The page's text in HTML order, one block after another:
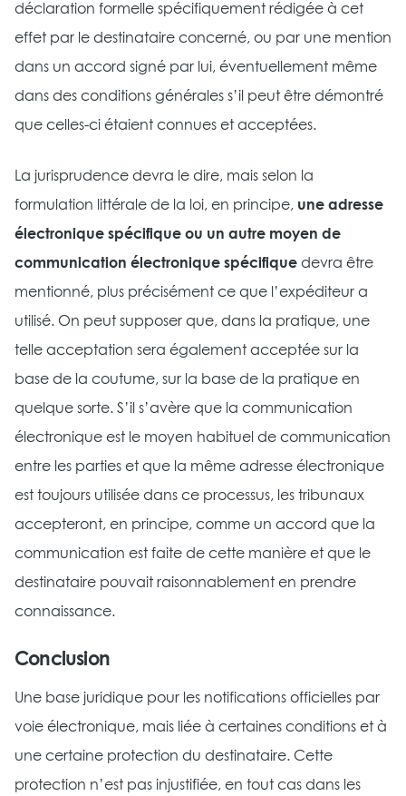
déclaration formelle spécifiquement rédigée à cet
effet par le destinataire concerné, ou par une mention
dans un accord signé par lui, éventuellement même
dans des conditions générales s’il peut être démontré
que celles-ci étaient connues et acceptées.
La jurisprudence devra le dire, mais selon la
formulation littérale de la loi, en principe, une adresse
électronique spécifique ou un autre moyen de
communication électronique spécifique devra être
mentionné, plus précisément ce que l’expéditeur a
utilisé. On peut supposer que, dans la pratique, une
telle acceptation sera également acceptée sur la
base de la coutume, sur la base de la pratique en
quelque sorte. S’il s’avère que la communication
électronique est le moyen habituel de communication
entre les parties et que la même adresse électronique
est toujours utilisée dans ce processus, les tribunaux
accepteront, en principe, comme un accord que la
communication est faite de cette manière et que le
destinataire pouvait raisonnablement en prendre
connaissance.
Conclusion
Une base juridique pour les notifications officielles par
voie électronique, mais liée à certaines conditions et à
une certaine protection du destinataire. Cette
protection n’est pas injustifiée, en tout cas dans les